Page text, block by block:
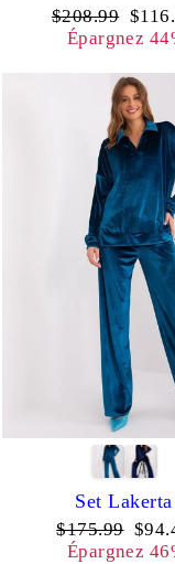
Prix
régulier
$208.99 Prix
Épargnez
Set Lakerta
Prix
régulier
$175.99 Prix
Épargnez